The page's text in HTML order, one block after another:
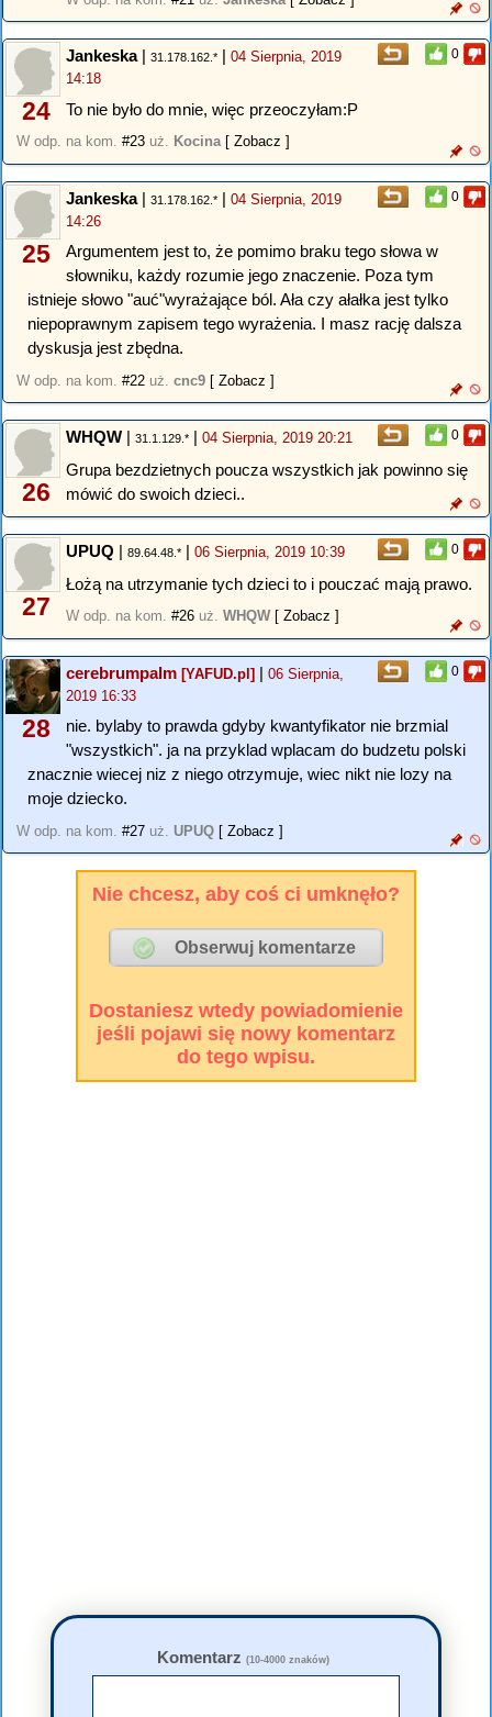
0
24
Jankeska| 31.178.162.* | 04 Sierpnia, 2019
14:18
To nie było do mnie, więc przeoczyłam:P
W odp. na kom. #23 uż. Kocina [ Zobacz ]
0
25
Jankeska| 31.178.162.* | 04 Sierpnia, 2019
14:26
Argumentem jest to, że pomimo braku tego słowa w
słowniku, każdy rozumie jego znaczenie. Poza tym
istnieje słowo "auć"wyrażające ból. Ała czy ałałka jest tylko
niepoprawnym zapisem tego wyrażenia. I masz rację dalsza
dyskusja jest zbędna.
W odp. na kom. #22 uż. cnc9 [ Zobacz ]
0
26
WHQW | 31.1.129.* | 04 Sierpnia, 2019 20:21
Grupa bezdzietnych poucza wszystkich jak powinno się
mówić do swoich dzieci..
0
27
UPUQ | 89.64.48.* | 06 Sierpnia, 2019 10:39
Łożą na utrzymanie tych dzieci to i pouczać mają prawo.
W odp. na kom. #26 uż. WHQW [ Zobacz ]
0
28
cerebrumpalm [YAFUD.pl] | 06 Sierpnia,
2019 16:33
nie. bylaby to prawda gdyby kwantyfikator nie brzmial
"wszystkich". ja na przyklad wplacam do budzetu polski
znacznie wiecej niz z niego otrzymuje, wiec nikt nie lozy na
moje dziecko.
W odp. na kom. #27 uż. UPUQ [ Zobacz ]
Nie chcesz, aby coś ci umknęło?
Dostaniesz wtedy powiadomienie
jeśli pojawi się nowy komentarz
do tego wpisu.
Komentarz (10-4000 znaków)